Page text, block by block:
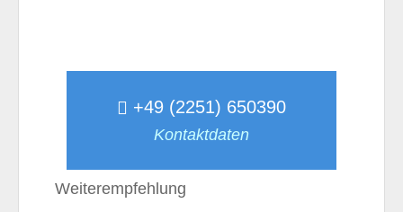
+49 (2251) 650390
Kontaktdaten
Weiterempfehlung